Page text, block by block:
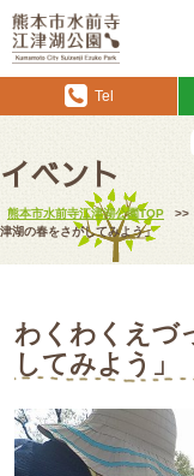
Tel
イベント
熊本市水前寺江津湖公園TOP >>
津湖の春をさがしてみよう」
わくわくえづ
してみよう」